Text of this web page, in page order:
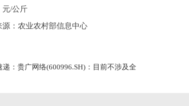
元/公斤
源：农业农村部信息中心
递：贵广网络(600996.SH)：目前不涉及全